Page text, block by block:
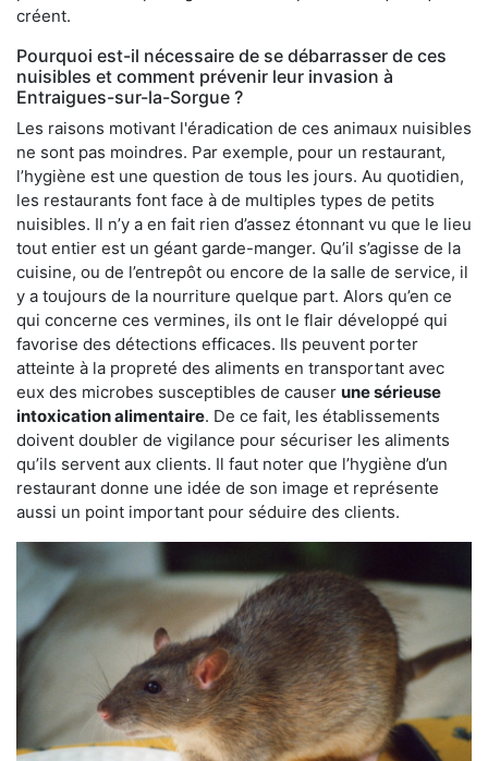
créent.
Pourquoi est-il nécessaire de se débarrasser de ces
nuisibles et comment prévenir leur invasion à
Entraigues-sur-la-Sorgue ?
Les raisons motivant l'éradication de ces animaux nuisibles
ne sont pas moindres. Par exemple, pour un restaurant,
l’hygiène est une question de tous les jours. Au quotidien,
les restaurants font face à de multiples types de petits
nuisibles. Il n’y a en fait rien d’assez étonnant vu que le lieu
tout entier est un géant garde-manger. Qu’il s’agisse de la
cuisine, ou de l’entrepôt ou encore de la salle de service, il
y a toujours de la nourriture quelque part. Alors qu’en ce
qui concerne ces vermines, ils ont le flair développé qui
favorise des détections efficaces. Ils peuvent porter
atteinte à la propreté des aliments en transportant avec
eux des microbes susceptibles de causer une sérieuse
intoxication alimentaire. De ce fait, les établissements
doivent doubler de vigilance pour sécuriser les aliments
qu’ils servent aux clients. Il faut noter que l’hygiène d’un
restaurant donne une idée de son image et représente
aussi un point important pour séduire des clients.